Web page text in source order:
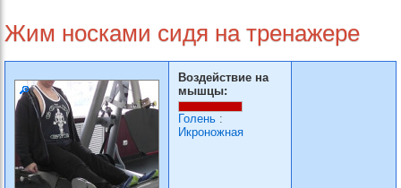
Жим носками сидя на тренажере
Воздействие на
мышцы:
Голень :
Икроножная